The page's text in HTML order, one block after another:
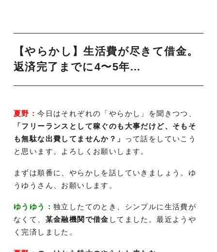
【やらかし】生活費が尽きて借金。
返済完了までに4〜5年…
夏野：今日はそれぞれの「やらかし」を聞きつつ、
「フリーランスとして稼ぐのも大事だけど、そもそ
も無駄な出費してませんか？」
って話をしていこう
と思います。よろしくお願いします。
まずは順番に、やらかしを話していきましょう。ゆ
うゆうさん、お願いします。
ゆうゆう： 独立したてのとき、シンプルに生活費が
なくて、 某金融機関で借金 してました。最近ようや
く完済しました。